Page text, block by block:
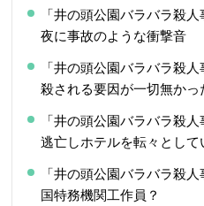
「井の頭公園バラバラ殺
夜に事故のような衝撃音
「井の頭公園バラバラ殺
殺される要因が一切無かっ
「井の頭公園バラバラ殺
逃亡しホテルを転々とし
「井の頭公園バラバラ殺
国特務機関工作員？